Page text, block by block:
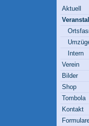
Aktuell
Intern
Verein
Bilder
Shop
Tombola
Kontakt